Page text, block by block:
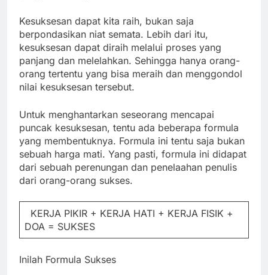
Kesuksesan dapat kita raih, bukan saja
berpondasikan niat semata. Lebih dari itu,
kesuksesan dapat diraih melalui proses yang
panjang dan melelahkan. Sehingga hanya orang-
orang tertentu yang bisa meraih dan menggondol
nilai kesuksesan tersebut.
Untuk menghantarkan seseorang mencapai
puncak kesuksesan, tentu ada beberapa formula
yang membentuknya. Formula ini tentu saja bukan
sebuah harga mati. Yang pasti, formula ini didapat
dari sebuah perenungan dan penelaahan penulis
dari orang-orang sukses.
KERJA PIKIR + KERJA HATI + KERJA FISIK +
DOA = SUKSES
Inilah Formula Sukses